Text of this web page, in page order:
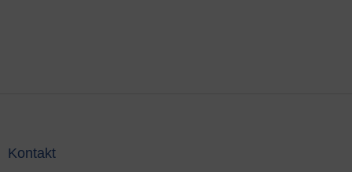
Kontakt